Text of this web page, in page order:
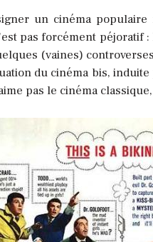
un cinéma
pas forcément péjoratif
(vaines)
du cinéma bis,
pas le cinéma